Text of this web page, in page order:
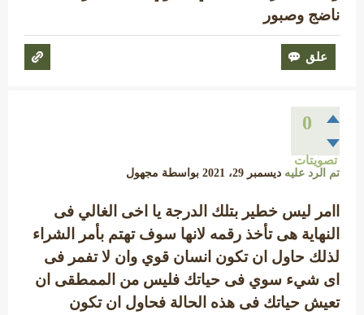
ناضج وصبور
0
تصويتات
تم الرد عليه ديسمبر 29، 2021 بواسطة مجهول
اامر ليس خطير بتلك الدرجة يا اخى الغالي فى
النهاية هى تأخذ رقمه لانها سوف تهتم بأمر الشراء
لذلك حاول ان تكون انسان قوي وان لا تفمر فى
اى شيء سوي فى حياتك فليس من الممطقى ان
تعيش حياتك فى هذه الحالة فحاول ان تكون